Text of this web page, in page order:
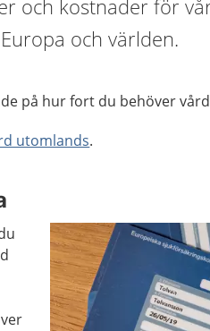
och kostnader för
och världen.
på hur fort du behöver
utomlands.